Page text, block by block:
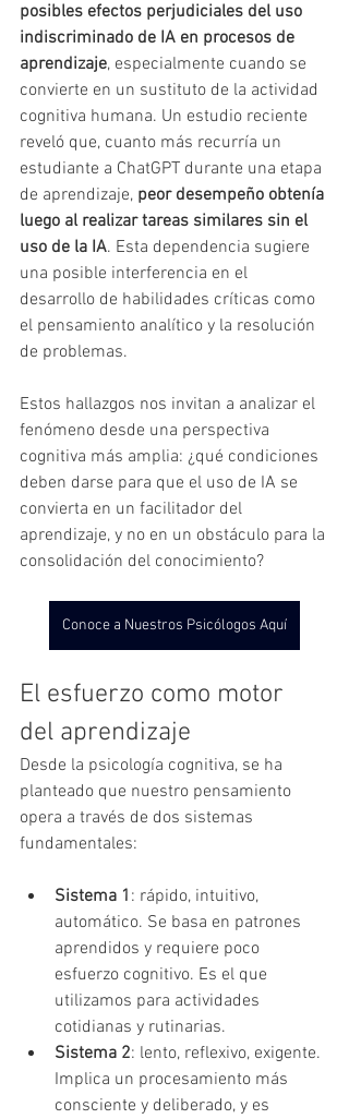
posibles efectos perjudiciales del uso
indiscriminado de IA en procesos de
aprendizaje, especialmente cuando se
convierte en un sustituto de la actividad
cognitiva humana. Un estudio reciente
reveló que, cuanto más recurría un
estudiante a ChatGPT durante una etapa
de aprendizaje, peor desempeño obtenía
luego al realizar tareas similares sin el
uso de la IA. Esta dependencia sugiere
una posible interferencia en el
desarrollo de habilidades críticas como
el pensamiento analítico y la resolución
de problemas.
Estos hallazgos nos invitan a analizar el
fenómeno desde una perspectiva
cognitiva más amplia: ¿qué condiciones
deben darse para que el uso de IA se
convierta en un facilitador del
aprendizaje, y no en un obstáculo para la
consolidación del conocimiento?
Conoce a Nuestros Psicólogos Aquí
El esfuerzo como motor
del aprendizaje
Desde la psicología cognitiva, se ha
planteado que nuestro pensamiento
opera a través de dos sistemas
fundamentales:
Sistema 1 : rápido, intuitivo,
automático. Se basa en patrones
aprendidos y requiere poco
esfuerzo cognitivo. Es el que
utilizamos para actividades
cotidianas y rutinarias.
Sistema 2: lento, reflexivo, exigente.
Implica un procesamiento más
consciente y deliberado, y es